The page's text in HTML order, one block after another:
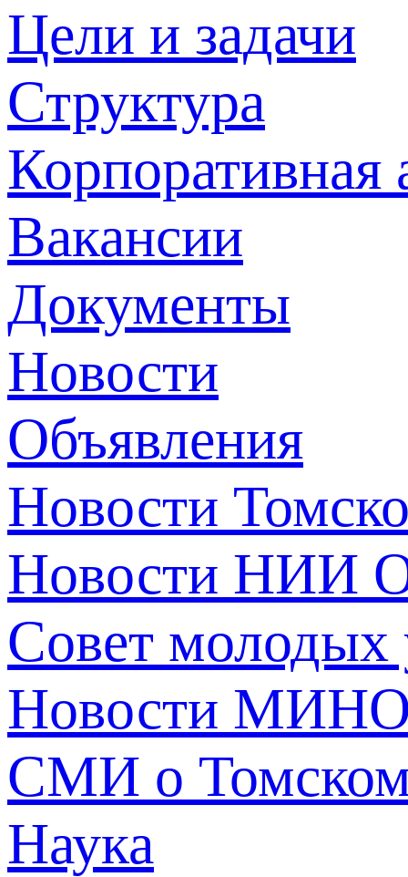
Цели и задачи
Структура
Корпоративная
Вакансии
Документы
Новости
Объявления
Новости
Новости НИИ
Совет молодых
Новости
СМИ о
Наука